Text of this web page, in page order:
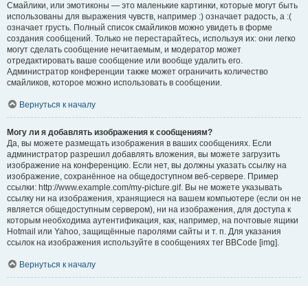
Смайлики, или эмотиконы — это маленькие картинки, которые могут быть
использованы для выражения чувств, например :) означает радость, а :(
означает грусть. Полный список смайликов можно увидеть в форме
создания сообщений. Только не перестарайтесь, используя их: они легко
могут сделать сообщение нечитаемым, и модератор может
отредактировать ваше сообщение или вообще удалить его.
Администратор конференции также может ограничить количество
смайликов, которое можно использовать в сообщении.
Вернуться к началу
Могу ли я добавлять изображения к сообщениям?
Да, вы можете размещать изображения в ваших сообщениях. Если
администратор разрешил добавлять вложения, вы можете загрузить
изображение на конференцию. Если нет, вы должны указать ссылку на
изображение, сохранённое на общедоступном веб-сервере. Пример
ссылки: http://www.example.com/my-picture.gif. Вы не можете указывать
ссылку ни на изображения, хранящиеся на вашем компьютере (если он не
является общедоступным сервером), ни на изображения, для доступа к
которым необходима аутентификация, как, например, на почтовые ящики
Hotmail или Yahoo, защищённые паролями сайты и т. п. Для указания
ссылок на изображения используйте в сообщениях тег BBCode [img].
Вернуться к началу